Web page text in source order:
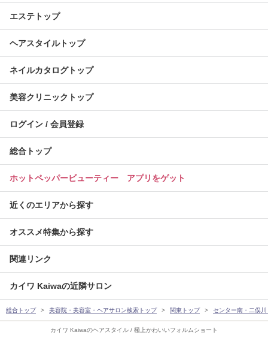
カイワ Kaiwaのヘアスタイル / 極上かわいいフォルムショート
エステトップ
ヘアスタイルトップ
ネイルカタログトップ
美容クリニックトップ
ログイン / 会員登録
総合トップ
ホットペッパービューティー アプリをゲット
近くのエリアから探す
オススメ特集から探す
関連リンク
カイワ Kaiwaの近隣サロン
総合トップ 美容院・美容室・ヘアサロン検索トップ 関東トップ センター南・二俣